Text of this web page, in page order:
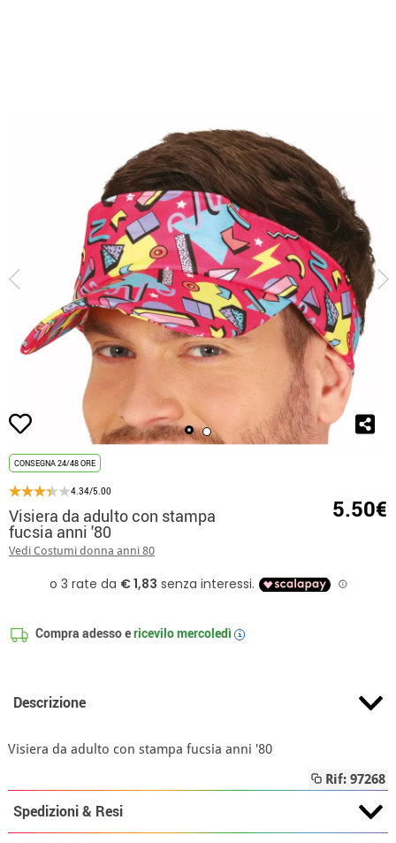
CONSEGNA 24/48 ORE
4.34/5.00
Visiera da adulto con stampa
fucsia anni '80
Vedi Costumi donna anni 80
5.50€
Compra adesso ericevilomercoledì i
Descrizione
Visiera da adulto con stampa fucsia anni '80
Rif: 97268
Spedizioni & Resi